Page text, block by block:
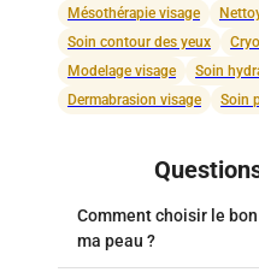
Mésothérapie visage
Soin contour des yeux
Modelage visage
Soin
Dermabrasion visage
Soin
Comment choisir le
ma peau ?